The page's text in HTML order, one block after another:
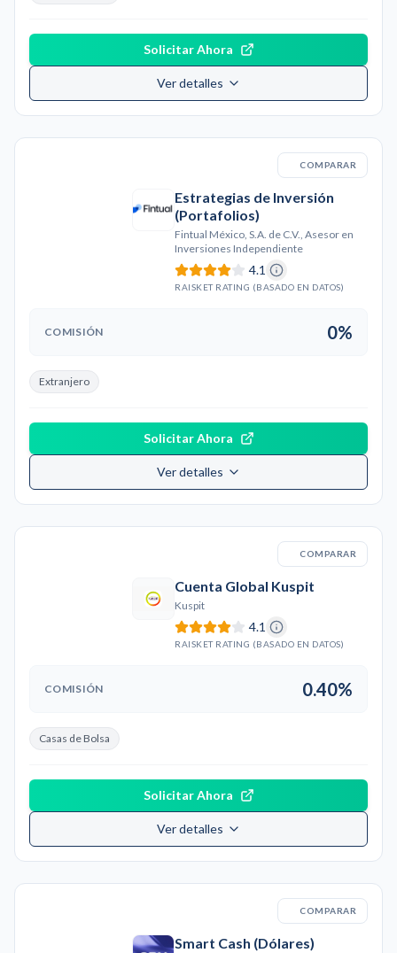
Solicitar Ahora
Ver detalles
COMPARAR
Estrategias de Inversión
(Portafolios)
Fintual México, S.A. de C.V., Asesor en
Inversiones Independiente
4.1
RAISKET RATING (BASADO EN DATOS)
COMISIÓN 0%
Extranjero
Solicitar Ahora
Ver detalles
COMPARAR
Cuenta Global Kuspit
Kuspit
4.1
RAISKET RATING (BASADO EN DATOS)
COMISIÓN 0.40%
Casas de Bolsa
Solicitar Ahora
Ver detalles
COMPARAR
Smart Cash (Dólares)